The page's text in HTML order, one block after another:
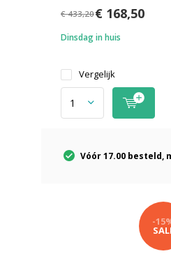
€ 433,20€ 168,50
Dinsdag in huis
Vergelijk
Vóór 17.00 besteld,
-